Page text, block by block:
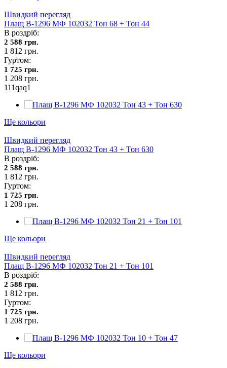
Швидкий перегляд
Плащ В-1296 МФ 102032 Тон 68 + Тон 44
В роздріб:
2 588 грн.
1 812 грн.
Гуртом:
1 725 грн.
1 208 грн.
111qaq1
Ще кольори
Швидкий перегляд
Плащ В-1296 МФ 102032 Тон 43 + Тон 630
В роздріб:
2 588 грн.
1 812 грн.
Гуртом:
1 725 грн.
1 208 грн.
Ще кольори
Швидкий перегляд
Плащ В-1296 МФ 102032 Тон 21 + Тон 101
В роздріб:
2 588 грн.
1 812 грн.
Гуртом:
1 725 грн.
1 208 грн.
Ще кольори